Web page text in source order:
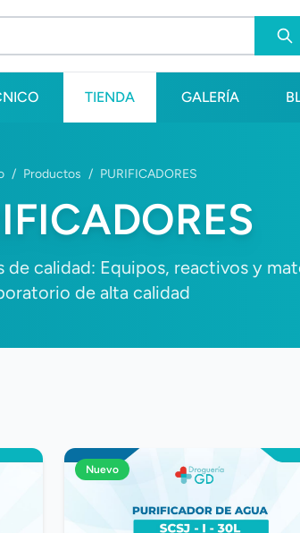
TIENDA GALERÍA
/ Productos / PURIFICADORES
calidad: Equipos, reactivos y
de alta calidad
Nuevo